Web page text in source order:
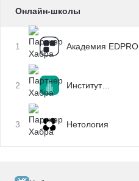
Аллергология
Дерматология
Уход за волосами
Уход за кожей
Лимфодренажный массаж
Онлайн-школы
1 Академия EDPRO
2
Институт
3 Нетология